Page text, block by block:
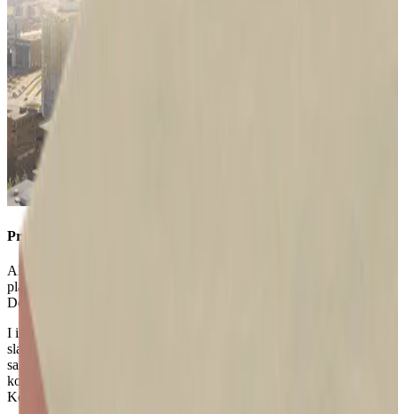
Projektet
Alla känner till den gamla Kockumskranen i Malmö. Snart kommer
platsen där den brukade stå att förknippas med något helt annat.
Docks kommer att få ett extraordinärt yttre.
I inloppet till hamnen byggs Docks, Malmös nya landmärke. Två
slanka byggnadskroppar som från vissa vinklar tycks smälta
samman. Inglasade balkonger svävar över dockan likt
kontrollhytterna på de kranar som en gång syntes på
Kockumsvarvet.